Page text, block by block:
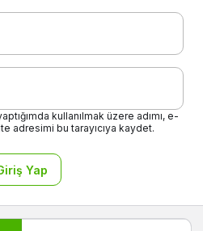
kullanılmak üzere adımı, e-
adresimi bu tarayıcıya kaydet.
Yap